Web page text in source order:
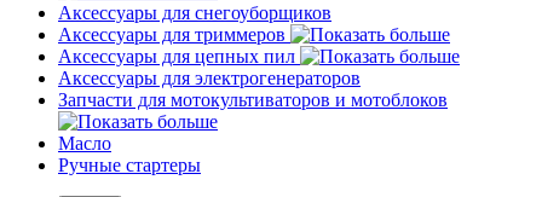
Аксессуары для снегоуборщиков
Аксессуары для триммеров
Аксессуары для цепных пил
Аксессуары для электрогенераторов
Запчасти для мотокультиваторов и мотоблоков
Масло
Ручные стартеры